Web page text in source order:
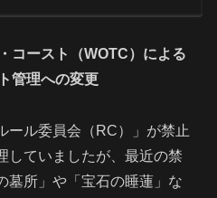
コースト（WOTC）による
管理への変更
ール委員会（RC）」が禁止
していましたが、最近の禁
墓所」や「宝石の睡蓮」な